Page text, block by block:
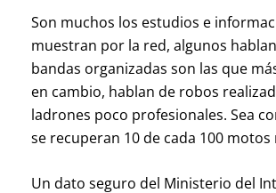
Son muchos los estudios e
muestran por la red, algunos
bandas organizadas son las que
en cambio, hablan de robos
ladrones poco profesionales. Sea
se recuperan 10 de cada 100 motos
Un dato seguro del Ministerio del